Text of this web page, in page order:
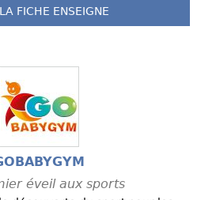
FICHE ENSEIGNE
éveil aux sports